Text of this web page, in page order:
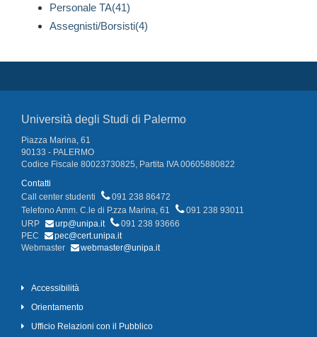
Personale TA(41)
Assegnisti/Borsisti(4)
Università degli Studi di Palermo
Piazza Marina, 61
90133 - PALERMO
Codice Fiscale 80023730825, Partita IVA 00605880822
Contatti
Call center studenti
091 238 86472
Telefono Amm. C.le di P.zza Marina, 61
091 238 93011
URP
urp@unipa.it
091 238 93666
PEC
pec@cert.unipa.it
Webmaster
webmaster@unipa.it
Accessibilità
Orientamento
Ufficio Relazioni con il Pubblico